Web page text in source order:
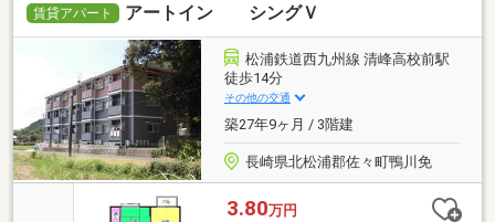
賃貸アパート アートイン シングＶ
松浦鉄道西九州線 清峰高校前駅
徒歩14分
その他の交通
築27年9ヶ月 / 3階建
長崎県北松浦郡佐々町鴨川免
3.80万円